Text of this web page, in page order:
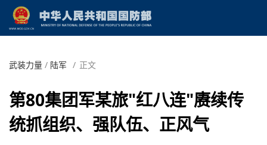
武装力量 / 陆军 / 正文
第80集团军某旅"红八连"赓续传
统抓组织、强队伍、正风气